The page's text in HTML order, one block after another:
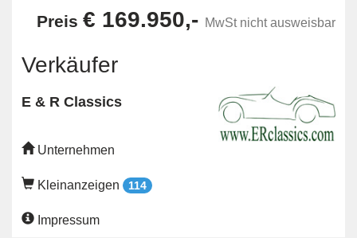
Preis € 169.950,- MwSt nicht ausweisbar
Verkäufer
E & R Classics
Unternehmen
Kleinanzeigen 114
Impressum